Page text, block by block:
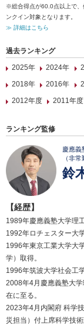
※総合得点が60.0点以上で、
ンクイン対象となります。
≫ 詳細はこちら
過去ランキング
2025年
2024年
2018年
2016年
2012年度
2011年度
ランキング監修
慶應義
（非常
鈴
【経歴】
1989年慶應義塾大学理
1992年ロチェスター大
1996年東京工業大学大
学）取得。
1996年筑波大学社会工
2008年4月慶應義塾大
在に至る。
2023年4月内閣府 科学
災担当）付上席科学技